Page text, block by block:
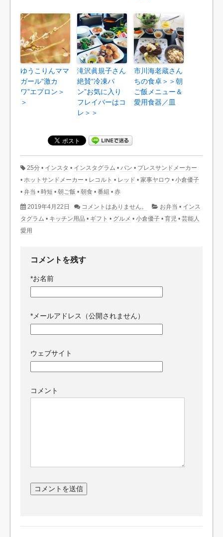
ゆうこりんママ
ガール“激カ
ワ”エプロン＞
＞
滝沢眞規子さん
絶賛“冷凍パ
ン”お気に入り
フレイバーはコ
レ＞＞
市川海老蔵さん
ちの食卓＞＞朝
ご飯メニュー＆
愛用食器／皿
25分 • インスタ • インスタグラム • パン • プレスサンドメーカー
• ホットサンドメーカー • レコルト • レッド • 家事ヤロウ • 小倉優子
• 弁当 • 時短 • 朝ご飯 • 朝食 • 番組 • 赤
2019年4月22日 コメントはありません。 お弁当 • インス
タグラム • キッチン用品 • ギフト • グルメ • 小倉優子 • 育児 • 芸能人
愛用
コメントを残す
*お名前
* メールアドレス（公開されません）
ウェブサイト
コメント